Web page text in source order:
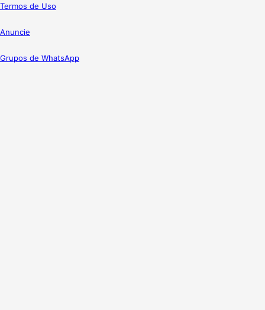
Termos de Uso
Anuncie
Grupos de WhatsApp